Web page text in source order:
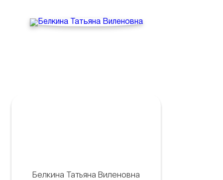
Белкина Татьяна Виленовна